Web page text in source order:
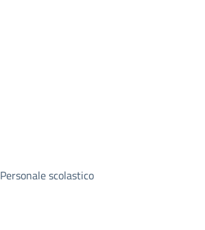
Personale scolastico